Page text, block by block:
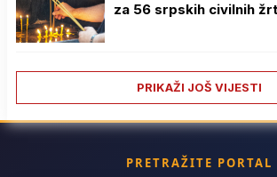
za 56 srpskih civilnih
PRIKAŽI JOŠ VIJESTI
PRETRAŽITE PORTAL